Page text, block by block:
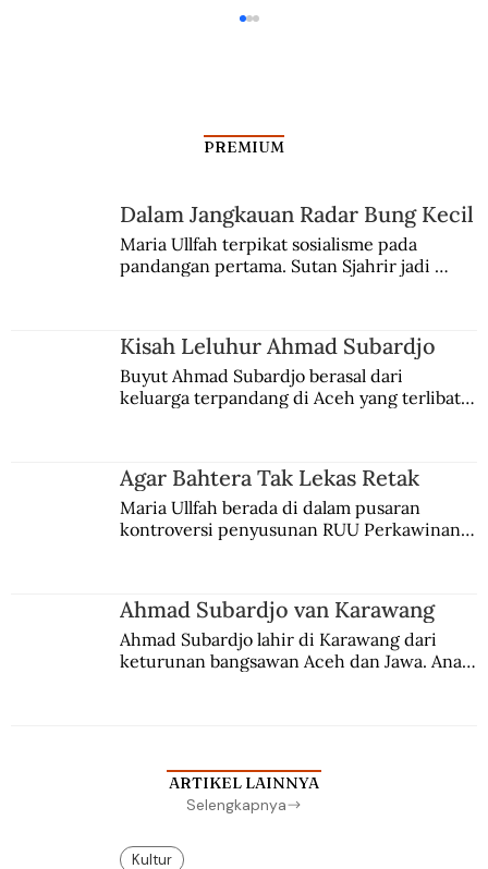
Menikmati Pameran “Para Sekutu Yang
PREMIUM
Dalam Jangkauan Radar Bung Kecil
Maria Ullfah terpikat sosialisme pada
pandangan pertama. Sutan Sjahrir jadi
Kisah Leluhur Ahmad Subardjo
Buyut Ahmad Subardjo berasal dari
keluarga terpandang di Aceh yang terlibat
Agar Bahtera Tak Lekas Retak
Maria Ullfah berada di dalam pusaran
kontroversi penyusunan RUU Perkawinan.
Ahmad Subardjo van Karawang
Ahmad Subardjo lahir di Karawang dari
keturunan bangsawan Aceh dan Jawa. Anak
ARTIKEL LAINNYA
Selengkapnya
Kultur